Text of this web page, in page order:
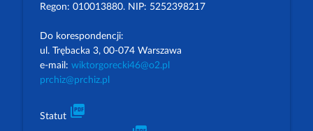
Regon: 010013880. NIP: 5252398217
Do korespondencji:
ul. Trębacka 3, 00-074 Warszawa
e-mail: wiktorgorecki46@o2.pl
prchiz@prchiz.pl
Statut picture_as_pdf